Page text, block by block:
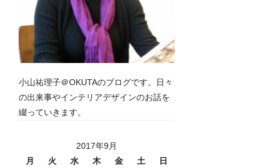
小山祐理子＠OKUTAのブログです。日々
の出来事やインテリアデザインのお話を
綴っていきます。
2017年9月
月
火 水 木 金 土 日